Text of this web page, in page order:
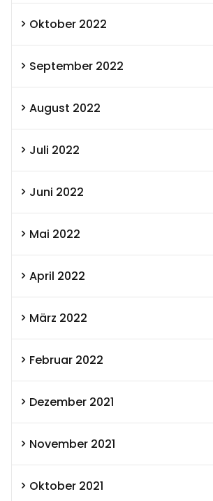
Oktober 2022
September 2022
August 2022
Juli 2022
Juni 2022
Mai 2022
April 2022
März 2022
Februar 2022
Dezember 2021
November 2021
Oktober 2021